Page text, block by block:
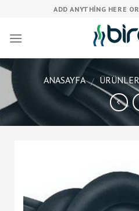
content
ADD ANYTHING HERE
ANASAYFA / ÜRÜNLER